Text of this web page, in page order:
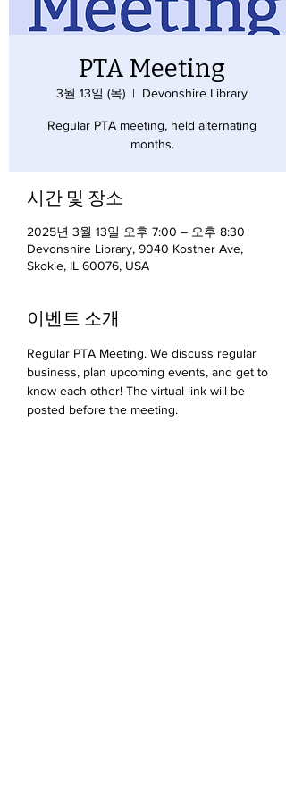
PTA Meeting
3월 13일 (목)
  |
Devonshire Library
Regular PTA meeting, held alternating
months.
시간 및 장소
2025년 3월 13일 오후 7:00 – 오후 8:30
Devonshire Library, 9040 Kostner Ave,
Skokie, IL 60076, USA
이벤트 소개
Regular PTA Meeting. We discuss regular
business, plan upcoming events, and get to
know each other! The virtual link will be
posted before the meeting.